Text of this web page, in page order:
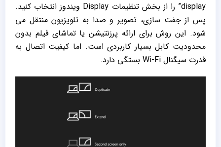
display” را از بخش تنظیمات Display ویندوز انتخاب کنید.
پس از جفت ‌سازی، تصویر و صدا به تلویزیون منتقل می
‌شود. این روش برای ارائه پرزنتیشن یا تماشای فیلم بدون
محدودیت کابل بسیار کاربردی است. اما کیفیت اتصال به
قدرت سیگنال Wi-Fi بستگی دارد.